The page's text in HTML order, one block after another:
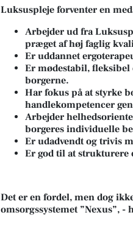
Luksuspleje forventer en
Arbejder ud fra
præget af høj faglig
Er uddannet
Er mødestabil, fleksibel
borgerne.
Har fokus på at styrke
handlekompetencer
Arbejder
borgeres individuelle
Er udadvendt og trivis
Er god til at
Det er en fordel, men dog
omsorgssystemet ”Nexus”,